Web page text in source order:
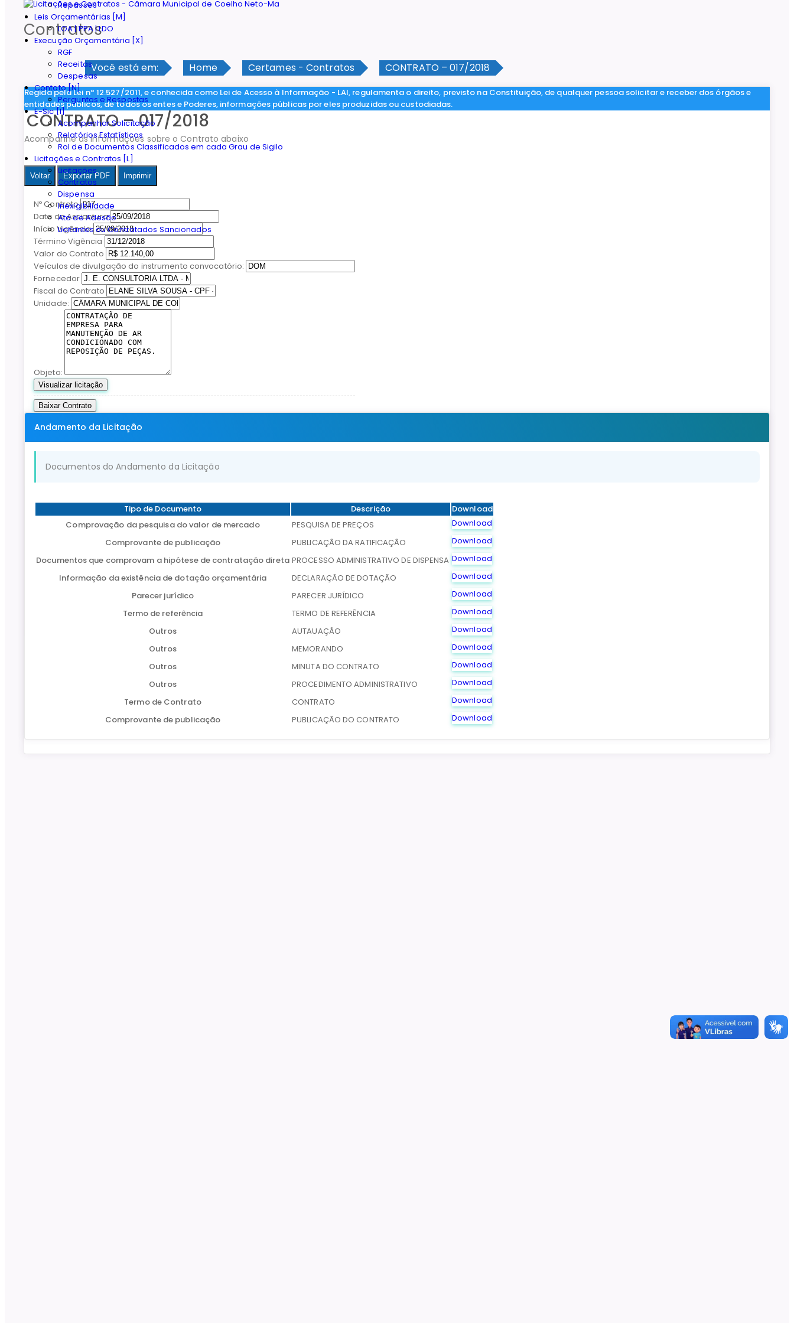
Repasses
Leis Orçamentárias [M]
LOA | PPA | LDO
Execução Orçamentária [X]
RGF
Receitas
Despesas
Contato [N]
Perguntas e Respostas
E-Sic [I]
Acompanhar Solicitação
Relatórios Estatísticos
Rol de Documentos Classificados em cada Grau de Sigilo
Licitações e Contratos [L]
Licitações
Contratos
Dispensa
Inexigibilidade
Ata de Adesão
Licitantes ou Contratados Sancionados
Contratos
Você está em: Home Certames - Contratos CONTRATO – 017/2018
Regida pela Lei nº 12.527/2011, e conhecida como Lei de Acesso à Informação - LAI, regulamenta o direito, previsto na Constituição, de qualquer pessoa solicitar e receber dos órgãos e
entidades públicos, de todos os entes e Poderes, informações públicas por eles produzidas ou custodiadas.
CONTRATO – 017/2018
Acompanhe as informações sobre o Contrato abaixo
Voltar Exportar PDF Imprimir
Nº Contrato
Data de Assiantura
Início Vigência
Término Vigência
Valor do Contrato
Veículos de divulgação do instrumento convocatório:
Fornecedor
Fiscal do Contrato
Unidade:
Objeto:
Visualizar licitação
Baixar Contrato
Andamento da Licitação
Documentos do Andamento da Licitação
Tipo de Documento Descrição
Download
Comprovação da pesquisa do valor de mercado
PESQUISA DE PREÇOS
Download
Comprovante de publicação
PUBLICAÇÃO DA RATIFICAÇÃO
Download
Documentos que comprovam a hipótese de contratação direta PROCESSO ADMINISTRATIVO DE DISPENSA Download
Informação da existência de dotação orçamentária
DECLARAÇÃO DE DOTAÇÃO
Download
Parecer jurídico
PARECER JURÍDICO
Download
Termo de referência
TERMO DE REFERÊNCIA
Download
Outros
AUTAUAÇÃO
Download
Outros
MEMORANDO
Download
Outros
MINUTA DO CONTRATO
Download
Outros
PROCEDIMENTO ADMINISTRATIVO
Download
Termo de Contrato
CONTRATO
Download
Comprovante de publicação
PUBLICAÇÃO DO CONTRATO Download